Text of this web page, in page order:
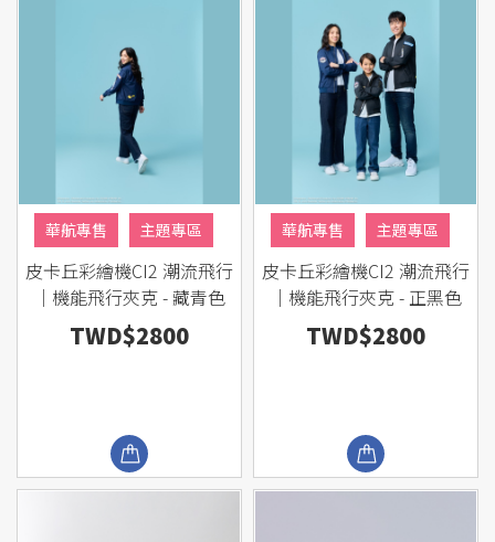
華航專售
主題專區
熱銷商品
皮卡丘彩繪機CI2 潮流飛行
｜機能飛行夾克 - 藏青色
TWD$2800
華航專售
主題專區
熱銷商品
皮卡丘彩繪機CI2 潮流飛行
｜機能飛行夾克 - 正黑色
TWD$2800